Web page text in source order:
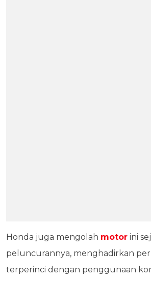
Honda juga mengolah motor ini
peluncurannya, menghadirkan
terperinci dengan penggunaan